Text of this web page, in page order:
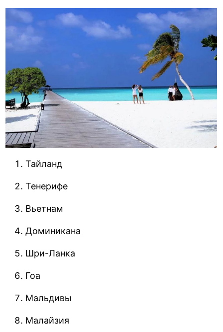
Тайланд
Тенерифе
Вьетнам
Доминикана
Шри-Ланка
Гоа
Мальдивы
Малайзия